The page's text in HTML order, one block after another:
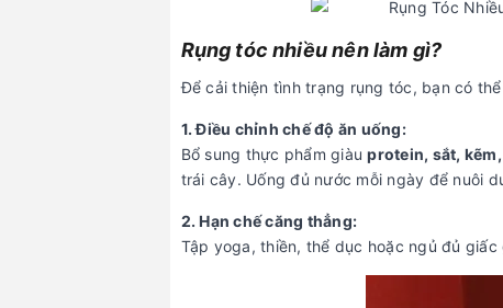
Rụng tóc nhiều nên làm gì?
Để cải thiện tình trạng rụng tóc, bạn có
1. Điều chỉnh chế độ ăn uống:
Bổ sung thực phẩm giàuprotein, sắt,
trái cây. Uống đủ nước mỗi ngày để nuôi
2. Hạn chế căng thẳng:
Tập yoga, thiền, thể dục hoặc ngủ đủ